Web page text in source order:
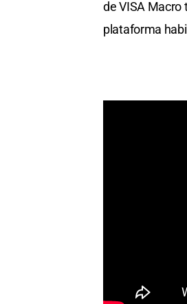
de VISA Macro
plataforma